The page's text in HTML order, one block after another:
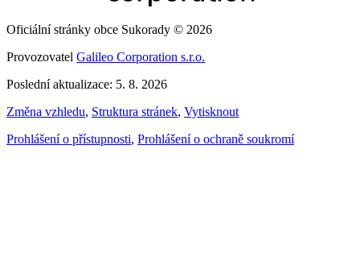
Oficiální stránky obce Sukorady © 2026
Provozovatel Galileo Corporation s.r.o.
Poslední aktualizace: 5. 8. 2026
Změna vzhledu, Struktura stránek, Vytisknout
Prohlášení o přístupnosti, Prohlášení o ochraně soukromí